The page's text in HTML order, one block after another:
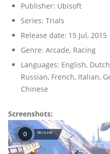
Publisher: Ubisoft
Series: Trials
Release date: 15 Jul, 2015
Genre: Arcade, Racing
Languages: English,
Russian, French, Italian,
Chinese
Screenshots: